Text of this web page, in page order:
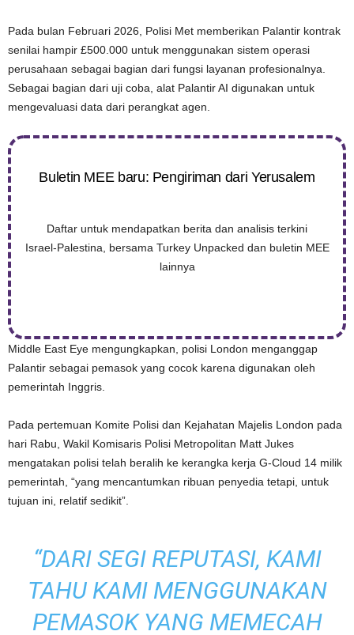
Pada bulan Februari 2026, Polisi Met memberikan Palantir kontrak
senilai hampir £500.000 untuk menggunakan sistem operasi
perusahaan sebagai bagian dari fungsi layanan profesionalnya.
Sebagai bagian dari uji coba, alat Palantir AI digunakan untuk
mengevaluasi data dari perangkat agen.
Buletin MEE baru: Pengiriman dari Yerusalem
Daftar untuk mendapatkan berita dan analisis terkini
Israel-Palestina, bersama Turkey Unpacked dan buletin MEE
lainnya
Middle East Eye mengungkapkan, polisi London menganggap
Palantir sebagai pemasok yang cocok karena digunakan oleh
pemerintah Inggris.
Pada pertemuan Komite Polisi dan Kejahatan Majelis London pada
hari Rabu, Wakil Komisaris Polisi Metropolitan Matt Jukes
mengatakan polisi telah beralih ke kerangka kerja G-Cloud 14 milik
pemerintah, “yang mencantumkan ribuan penyedia tetapi, untuk
tujuan ini, relatif sedikit”.
“DARI SEGI REPUTASI, KAMI
TAHU KAMI MENGGUNAKAN
PEMASOK YANG MEMECAH